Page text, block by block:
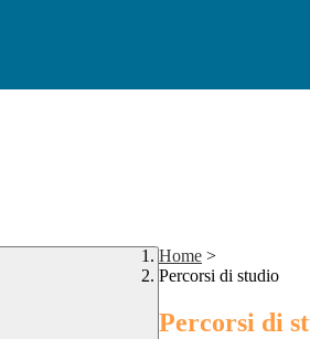
Home >
Percorsi di studio
Percorsi di